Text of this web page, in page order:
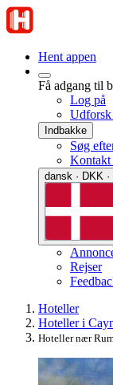
Hent appen
Få adgang til
Log på
Udforsk
Indbakke
Søg
Kontakt
dansk · DKK ·
Rejser
Hoteller
Hoteller i
Hoteller nær